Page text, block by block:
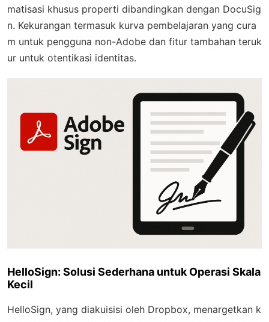
matisasi khusus properti dibandingkan dengan DocuSig
n. Kekurangan termasuk kurva pembelajaran yang cura
m untuk pengguna non-Adobe dan fitur tambahan teruk
ur untuk otentikasi identitas.
HelloSign: Solusi Sederhana untuk Operasi Skala
Kecil
HelloSign, yang diakuisisi oleh Dropbox, menargetkan k